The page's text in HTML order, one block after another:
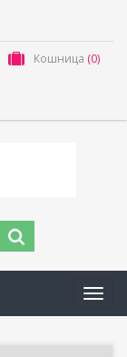
Кошница (0)